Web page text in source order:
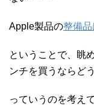
Apple製品の整備品
ということで、眺
ンチを買うならど
っていうのを考え